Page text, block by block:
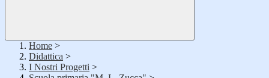
Home >
Didattica >
I Nostri Progetti >